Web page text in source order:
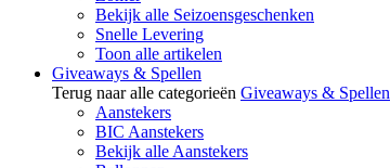
Bekijk alle Seizoensgeschenken
Snelle Levering
Toon alle artikelen
Giveaways & Spellen
Terug naar alle categorieën Giveaways & Spellen
Aanstekers
BIC Aanstekers
Bekijk alle Aanstekers